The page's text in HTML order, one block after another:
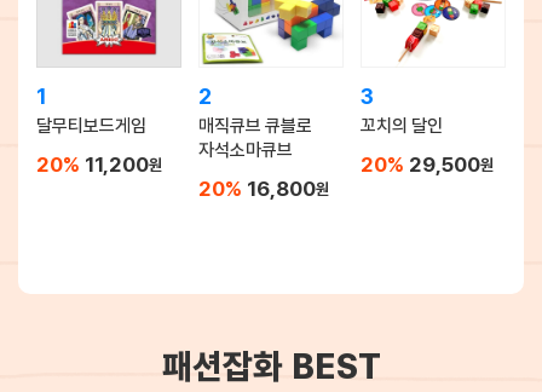
1
달무티보드게임
20% 11,200원
2
매직큐브 큐블로
자석소마큐브
20% 16,800원
3
꼬치의 달인
20% 29,500원
패션잡화 BEST